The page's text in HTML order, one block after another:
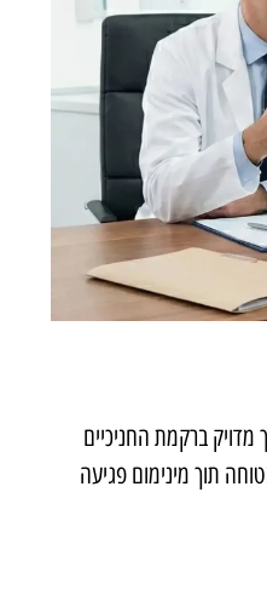
ברקמת החניכיים
תוך מינימום פגיעה